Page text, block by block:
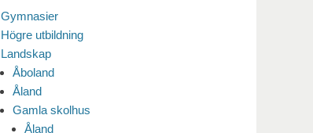
Gymnasier
Högre utbildning
Landskap
Åboland
Åland
Gamla skolhus
Åland